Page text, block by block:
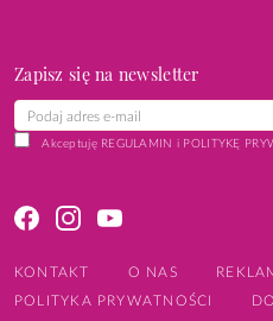
Zapisz się na newsletter
Akceptuję REGULAMIN i POLITYKĘ
KONTAKT O NAS
POLITYKA PRYWATNOŚCI